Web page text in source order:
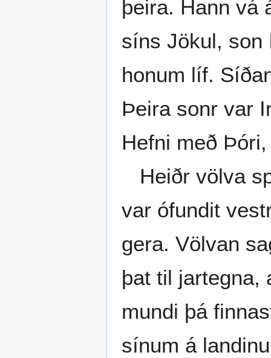
þeira. Hann vá
síns Jökul, son
honum líf.
Þeira sonr var
Hefni með
Heiðr völva
var ófundit
gera. Völvan
þat til jartegna,
mundi þá
sínum á